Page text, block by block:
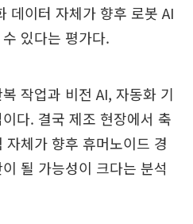
데이터 자체가 향후 로봇 AI
있다는 평가다.
작업과 비전 AI, 자동화 기
다. 결국 제조 현장에서 축
체가 향후 휴머노이드 경
될 가능성이 크다는 분석